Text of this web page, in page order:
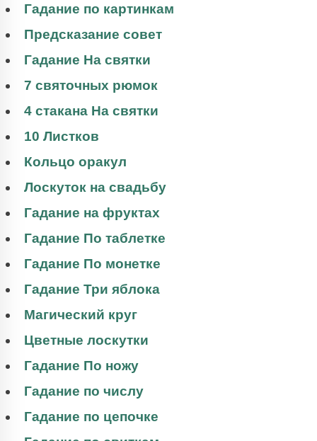
Гадание по картинкам
Предсказание совет
Гадание На святки
7 святочных рюмок
4 стакана На святки
10 Листков
Кольцо оракул
Лоскуток на свадьбу
Гадание на фруктах
Гадание По таблетке
Гадание По монетке
Гадание Три яблока
Магический круг
Цветные лоскутки
Гадание По ножу
Гадание по числу
Гадание по цепочке